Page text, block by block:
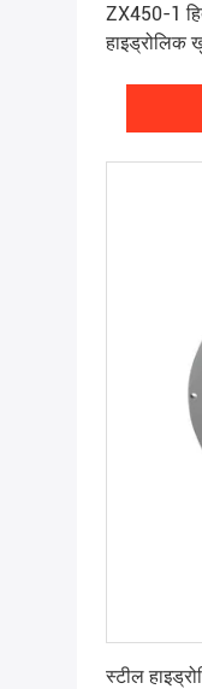
ZX450-1
हाइड्रोलिक
स्टील